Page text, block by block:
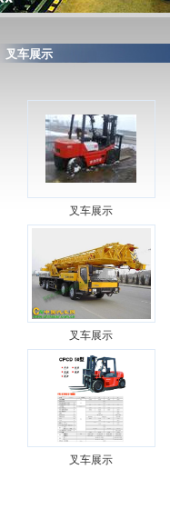
叉车展示
叉车展示
叉车展示
叉车展示